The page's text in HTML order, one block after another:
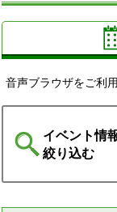
音声ブラウザをご利用
イベント情
絞り込む